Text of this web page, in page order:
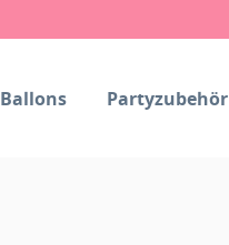
Ballons Partyzubehör